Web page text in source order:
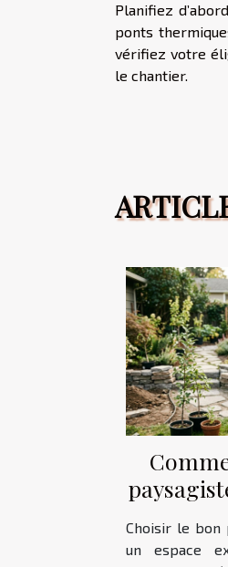
Planifiez
ponts
vérifiez votre
le chantier.
Choisir le bon
un espace